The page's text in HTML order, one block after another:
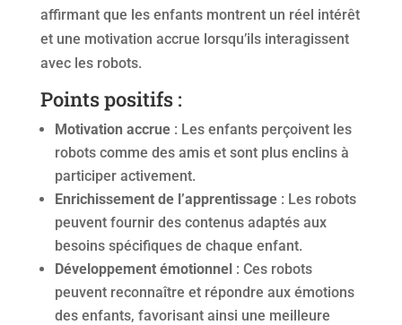
affirmant que les enfants montrent un réel intérêt
et une motivation accrue lorsqu’ils interagissent
avec les robots.
Points positifs :
Motivation accrue: Les enfants perçoivent les
robots comme des amis et sont plus enclins à
participer activement.
Enrichissement de l’apprentissage: Les robots
peuvent fournir des contenus adaptés aux
besoins spécifiques de chaque enfant.
Développement émotionnel: Ces robots
peuvent reconnaître et répondre aux émotions
des enfants, favorisant ainsi une meilleure